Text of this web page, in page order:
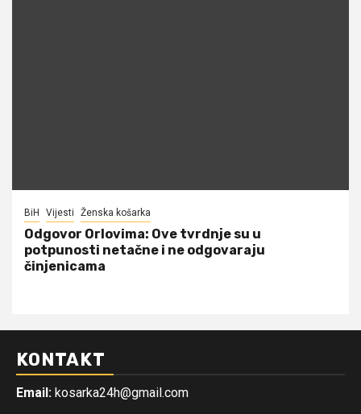
BiH Vijesti Ženska košarka
Odgovor Orlovima: ​Ove tvrdnje su u
potpunosti netačne i ne odgovaraju
činjenicama
KONTAKT
Email: kosarka24h@gmail.com